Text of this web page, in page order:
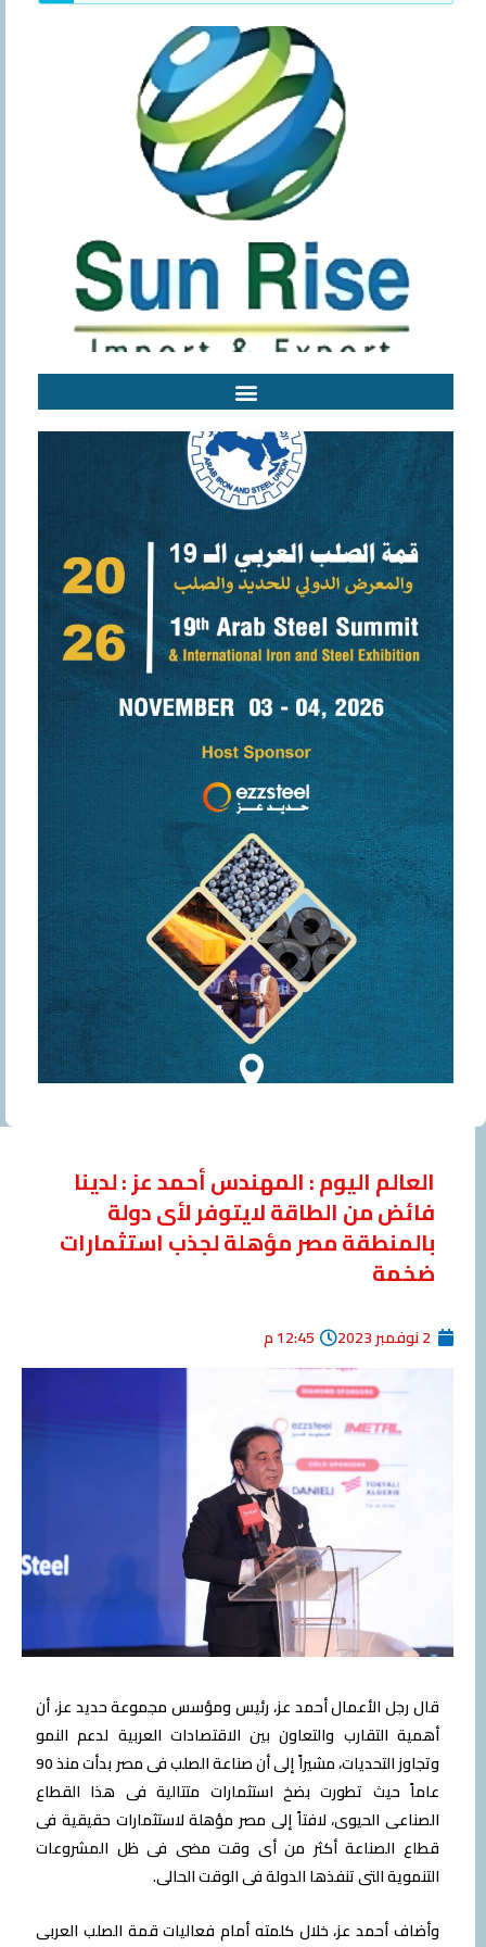
العالم اليوم : المهندس أحمد عز : لدينا
فائض من الطاقة لايتوفر لأى دولة
بالمنطقة مصر مؤهلة لجذب استثمارات
ضخمة
2 نوفمبر 2023 12:45 م
قال رجل الأعمال أحمد عز، رئيس ومؤسس مجموعة حديد عز، أن
أهمية التقارب والتعاون بين الاقتصادات العربية لدعم النمو
وتجاوز التحديات، مشيراً إلى أن صناعة الصلب فى مصر بدأت منذ 90
عاماً حيث تطورت بضخ استثمارات متتالية فى هذا القطاع
الصناعى الحيوى، لافتاً إلى مصر مؤهلة لاستثمارات حقيقية فى
قطاع الصناعة أكثر من أى وقت مضى فى ظل المشروعات
التنموية التى تنفذها الدولة فى الوقت الحالى.
وأضاف أحمد عز، خلال كلمته أمام فعاليات قمة الصلب العربى